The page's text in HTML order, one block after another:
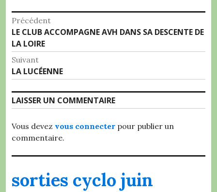
Navigation
de
l’article
Précédent
Article
précédent :
LE CLUB ACCOMPAGNE AVH DANS SA DESCENTE DE
LA LOIRE
Suivant
Article
Suivant:
LA LUCÉENNE
LAISSER UN COMMENTAIRE
Vous devez vous connecter pour publier un
commentaire.
sorties cyclo juin